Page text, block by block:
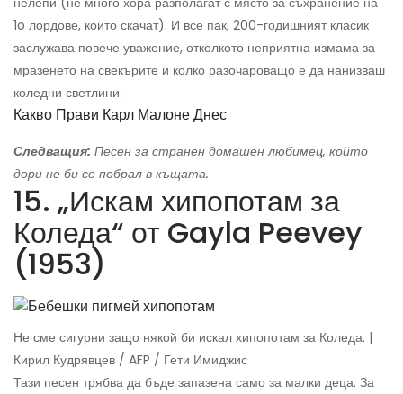
1o лордове, които скачат). И все пак, 200-годишният класик
заслужава повече уважение, отколкото неприятна измама за
мразенето на свекърите и колко разочароващо е да нанизваш
коледни светлини.
Какво Прави Карл Малоне Днес
Следващия: Песен за странен домашен любимец, който
дори не би се побрал в къщата.
15. „Искам хипопотам за
Коледа“ от Gayla Peevey
(1953)
Не сме сигурни защо някой би искал хипопотам за Коледа. |
Кирил Кудрявцев / AFP / Гети Имиджис
Тази песен трябва да бъде запазена само за малки деца. За